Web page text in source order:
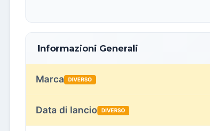
Informazioni Generali
Marca DIVERSO
Data di lancio DIVERSO